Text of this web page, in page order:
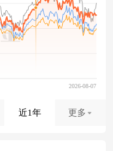
近1年 更多